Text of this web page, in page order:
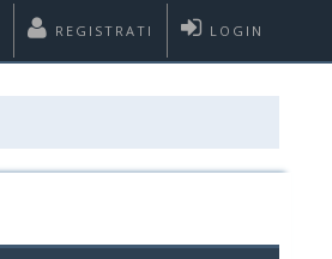
LOGIN
REGISTRATI